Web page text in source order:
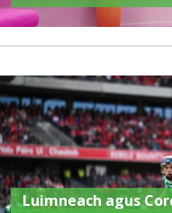
Luimneach agus